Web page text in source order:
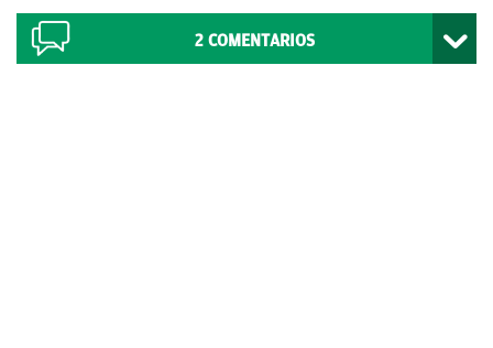
2 COMENTARIOS